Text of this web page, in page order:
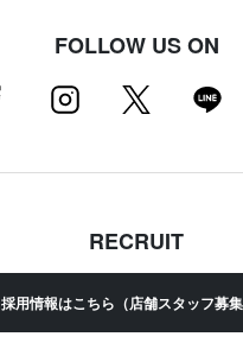
FOLLOW US ON
RECRUIT
採用情報はこちら（店舗スタッフ募集